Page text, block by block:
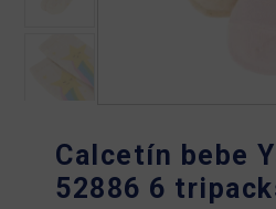
Calcetín bebe
52886 6